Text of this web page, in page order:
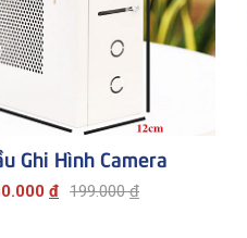
Ghi Hình Camera
đ 199.000đ